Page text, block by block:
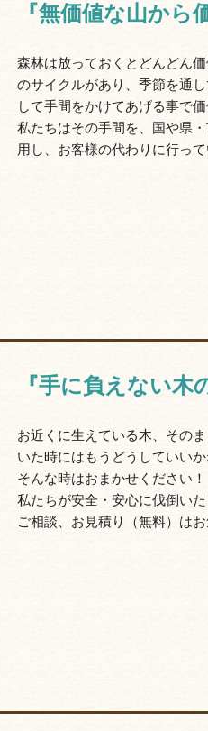
『無価値な山から
森林は放っておくとどんどん
のサイクルがあり、季節を通
して手間をかけてあげる事で
私たちはその手間を、国や県
用し、お客様の代わりに行って
『手に負えない木
お近くに生えている木、その
いた時にはもうどうしていいか
そんな時はおまかせください！
私たちが安全・安心に伐倒いた
ご相談、お見積り（無料）は